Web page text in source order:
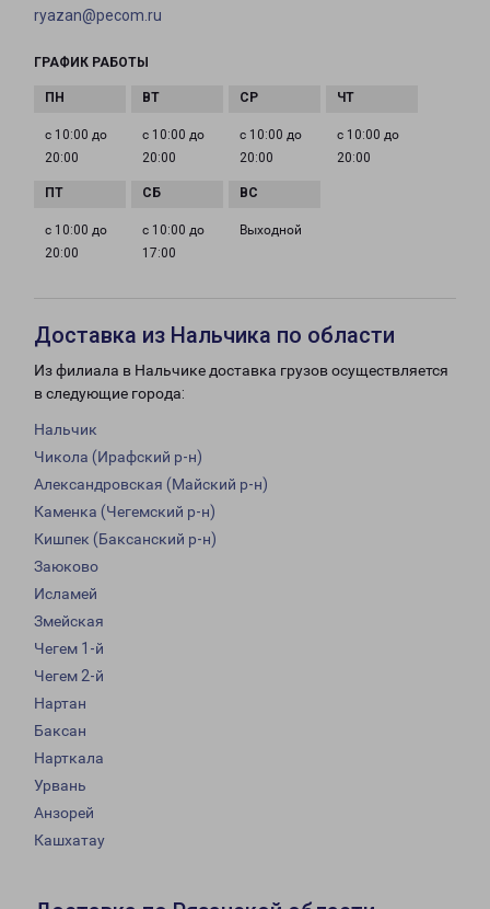
ryazan@pecom.ru
ГРАФИК РАБОТЫ
с 10:00 до
20:00
с 10:00 до
20:00
с 10:00 до
20:00
с 10:00 до
20:00
с 10:00 до
20:00
с 10:00 до
17:00
Выходной
Доставка из Нальчика по области
Из филиала в Нальчике доставка грузов осуществляется
в следующие города:
Нальчик
Чикола (Ирафский р-н)
Александровская (Майский р-н)
Каменка (Чегемский р-н)
Кишпек (Баксанский р-н)
Заюково
Исламей
Змейская
Чегем 1-й
Чегем 2-й
Нартан
Баксан
Нарткала
Урвань
Анзорей
Кашхатау